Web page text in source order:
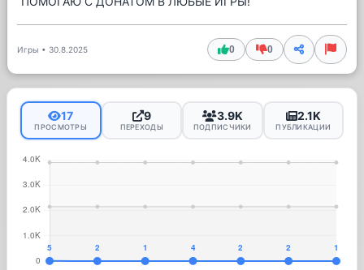
Игры • 30.8.2025 0 0
17
ПРОСМОТРЫ
9
ПЕРЕХОДЫ
3.9K
ПОДПИСЧИКИ
2.1K
ПУБЛИКАЦИИ